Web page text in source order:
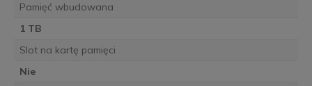
Pamięć wbudowana
1 TB
Slot na kartę pamięci
Nie